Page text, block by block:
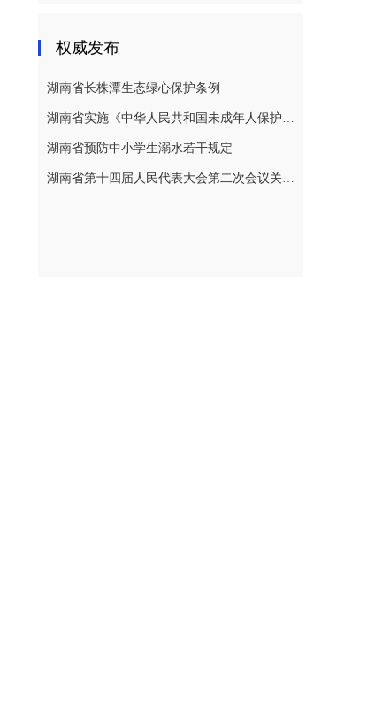
权威发布
湖南省长株潭生态绿心保护条例
湖南省实施《中华人民共和国未成年人保护法》若干规定
湖南省预防中小学生溺水若干规定
湖南省第十四届人民代表大会第二次会议关于湖南省人民代表大会常务委员会工作报告的决议